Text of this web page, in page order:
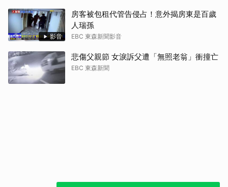
影音
房客被包租代管告侵占！意外揭房東是百歲
人瑞孫
EBC 東森新聞影音
悲傷父親節 女淚訴父遭「無照老翁」衝撞亡
EBC 東森新聞